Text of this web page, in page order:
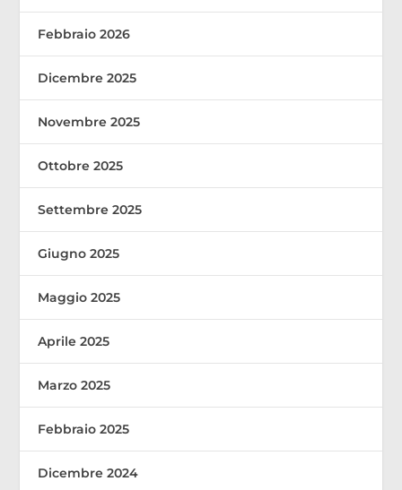
Febbraio 2026
Dicembre 2025
Novembre 2025
Ottobre 2025
Settembre 2025
Giugno 2025
Maggio 2025
Aprile 2025
Marzo 2025
Febbraio 2025
Dicembre 2024